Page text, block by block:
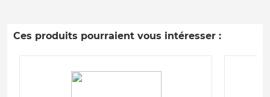
Ces produits pourraient vous intéresser :